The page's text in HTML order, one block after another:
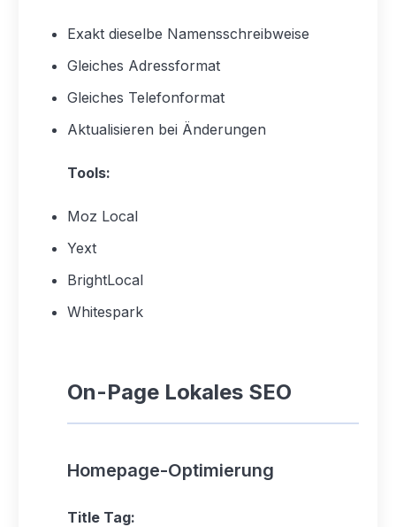
Exakt dieselbe Namensschreibweise
Gleiches Adressformat
Gleiches Telefonformat
Aktualisieren bei Änderungen
Tools:
Moz Local
Yext
BrightLocal
Whitespark
On-Page Lokales SEO
Homepage-Optimierung
Title Tag: